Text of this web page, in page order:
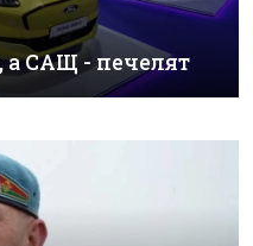
а САЩ - печелят